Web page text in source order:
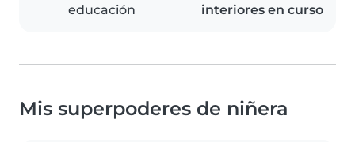
educación
interiores en curso
Mis superpoderes de niñera